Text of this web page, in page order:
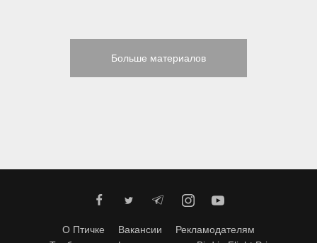
Больше материалов
О Птичке Вакансии
Рекламодателям